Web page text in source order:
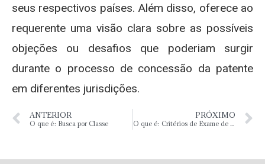
seus respectivos países. Além disso, oferece ao
requerente uma visão clara sobre as possíveis
objeções ou desafios que poderiam surgir
durante o processo de concessão da patente
em diferentes jurisdições.
ANTERIOR
O que é: Busca por Classe
PRÓXIMO
O que é: Critérios de Exame de Patente